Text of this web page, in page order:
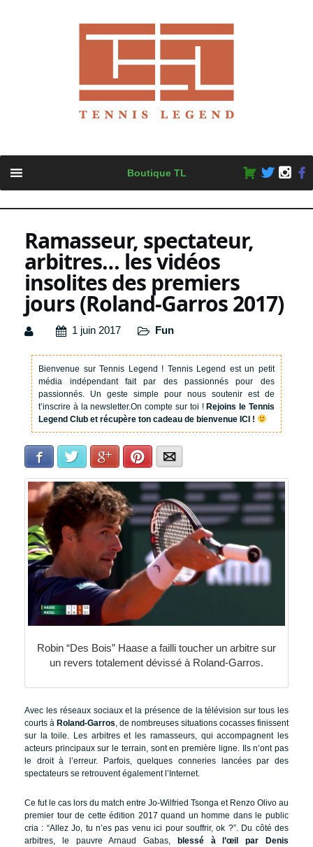
content
Boutique TL
Ramasseur, spectateur,
arbitres… les vidéos
insolites des premiers
jours (Roland-Garros 2017)
1 juin 2017 Fun
Bienvenue sur Tennis Legend ! Tennis Legend est un petit
média indépendant fait par des passionnés pour des
passionnés. Un geste simple pour nous soutenir est de
t’inscrire à la newsletter.On compte sur toi !Rejoins le Tennis
Legend Club et récupère ton cadeau de bienvenue ICI !
Facebook Twitter Google+Pinterest
Robin “Des Bois” Haase a failli toucher un arbitre sur
un revers totalement dévissé à Roland-Garros.
Avec les réseaux sociaux et la présence de la télévision sur tous les
courts à Roland-Garros , de nombreuses situations cocasses finissent
sur la toile. Les arbitres et les ramasseurs, qui accompagnent les
acteurs principaux sur le terrain, sont en première ligne. Ils n’ont pas
le droit à l’erreur. Parfois, quelques conneries lancées par des
spectateurs se retrouvent également l’Internet.
Ce fut le cas lors du match entre Jo-Wilfried Tsonga et Renzo Olivo au
premier tour de cette édition 2017 quand un homme dans le public
cria : “Allez Jo, tu n’es pas venu ici pour souffrir, ok ?”. Du côté des
arbitres, le pauvre Arnaud Gabas, blessé à l’œil par Denis